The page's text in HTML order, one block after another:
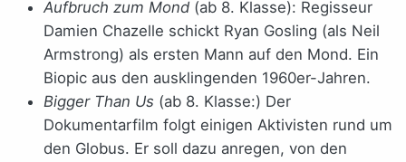
Aufbruch zum Mond (ab 8. Klasse): Regisseur
Damien Chazelle schickt Ryan Gosling (als Neil
Armstrong) als ersten Mann auf den Mond. Ein
Biopic aus den ausklingenden 1960er-Jahren.
Bigger Than Us (ab 8. Klasse:) Der
Dokumentarfilm folgt einigen Aktivisten rund um
den Globus. Er soll dazu anregen, von den